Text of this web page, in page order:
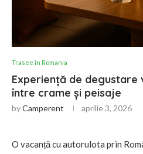
Trasee în Romania
Experiență de degustare
între crame și peisaje
byCamperent aprilie 3, 2026
O vacanță cu autorulota prin